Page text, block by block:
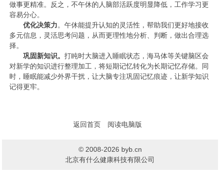
做事更精准。反之，不午休的人脑部活跃度明显降低，工作学习更
容易分心。
优化决策力。午休能提升认知的灵活性，帮助我们更好地接收
多元信息，灵活思考问题，从而更理性地分析、判断，做出合理选
择。
巩固新知识。打盹时大脑进入睡眠状态，海马体等关键脑区会
对新学的知识进行整理加工，将短期记忆转化为长期记忆存储。同
时，睡眠能减少外界干扰，让大脑专注巩固记忆痕迹，让新学知识
记得更牢。
返回首页 阅读电脑版
© 2008-2026 byb.cn
北京有什么健康科技有限公司